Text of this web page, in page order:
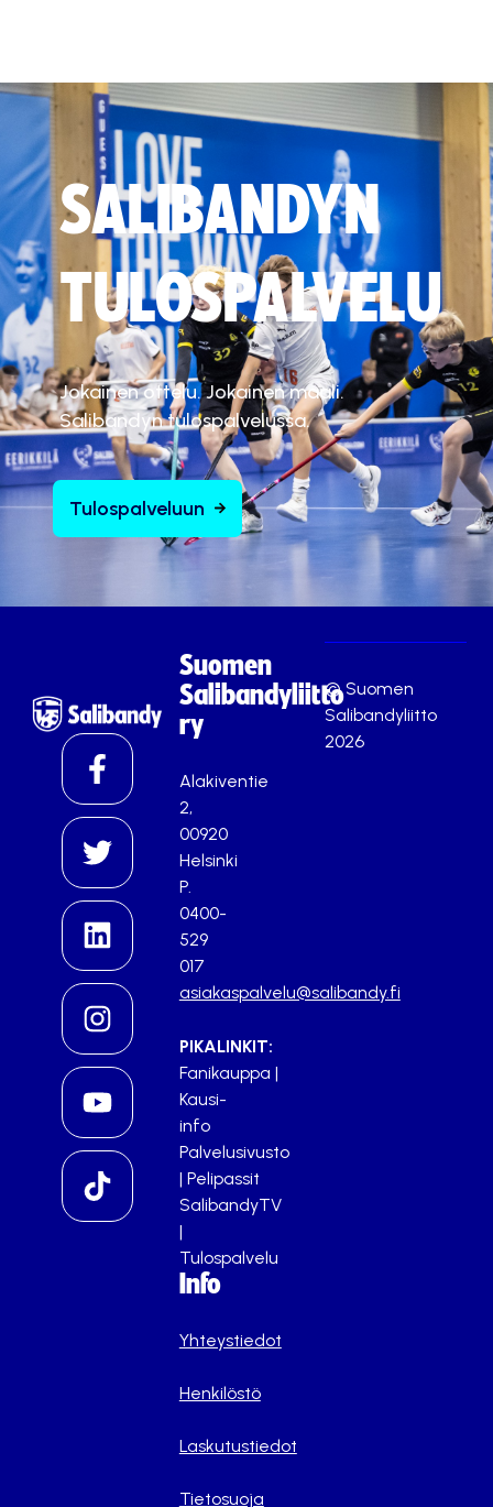
SALIBANDYN
TULOSPALVELU
Jokainen ottelu. Jokainen maali.
Salibandyn tulospalvelussa.
Tulospalveluun
Suomen
Salibandyliitto
ry
Alakiventie
2,
00920
Helsinki
P.
0400-
529
017
asiakaspalvelu@salibandy.fi
PIKALINKIT:
Fanikauppa |
Kausi-
info
Palvelusivusto
| Pelipassit
SalibandyTV
|
Tulospalvelu
Info
Yhteystiedot
Henkilöstö
Laskutustiedot
Tietosuoja
© Suomen
Salibandyliitto
2026